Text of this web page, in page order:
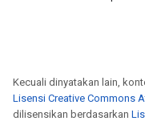
Kecuali dinyatakan lain,
Lisensi Creative Commons
dilisensikan berdasarkan